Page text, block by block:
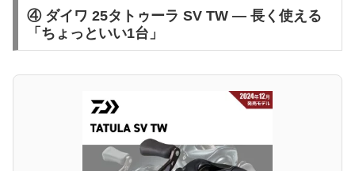
④ ダイワ 25タトゥーラ SV TW — 長く使える
「ちょっといい1台」